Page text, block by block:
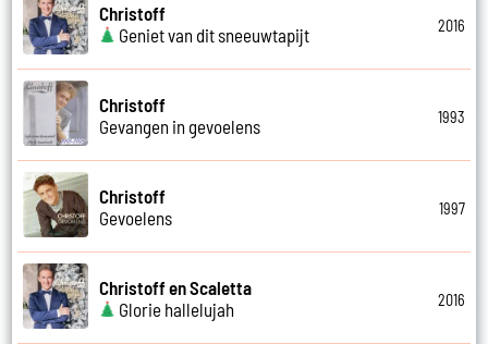
Christoff
Geniet van dit sneeuwtapijt
2016
Christoff
Gevangen in gevoelens
1993
Christoff
Gevoelens
1997
Christoff en Scaletta
Glorie hallelujah
2016